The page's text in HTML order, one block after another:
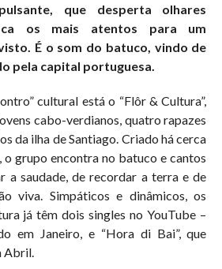
que desperta olhares
os mais atentos para um
É o som do batuco, vindo de
pela capital portuguesa.
cultural está o “Flôr & Cultura”,
cabo-verdianos, quatro rapazes
da ilha de Santiago. Criado há cerca
o grupo encontra no batuco e cantos
a saudade, de recordar a terra e de
viva. Simpáticos e dinâmicos, os
já têm dois singles no YouTube –
em Janeiro, e “Hora di Bai”, que
Abril.